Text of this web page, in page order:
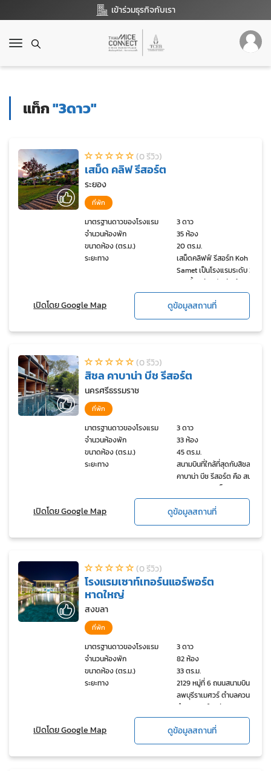
เข้าร่วมธุรกิจกับเรา
T
g
g
a
แท็ก"3ดาว"
(0 รีวิว)
เสม็ด คลิฟ รีสอร์ต
ระยอง
ที่พัก
มาตรฐานดาวของโรงแรม
3 ดาว
จำนวนห้องพัก
35 ห้อง
ขนาดห้อง (ตร.ม.)
20 ตร.ม.
ระยะทาง
เสม็ดคลิฟฟ์ รีสอร์ท Koh
Samet เป็นโรงแรมระดับ 3
ดาวตั้งอยู่ติดกับอ่าวน้อยหน่า
มีโต๊ะทัวร์ และ ร้านอาหาร
โรงแรมอยู่ห่างจากท่าเรือศรี
บ้านเพ ? 6 กม. และห่างจาก
ผับซิลเวอร์แซนด์ 3.2 กม.
เปิดโดย Google Map ดูข้อมูลสถานที่
(0 รีวิว)
สิชล คาบาน่า บีช รีสอร์ต
นครศรีธรรมราช
ที่พัก
มาตรฐานดาวของโรงแรม
3 ดาว
จำนวนห้องพัก
33 ห้อง
ขนาดห้อง (ตร.ม.)
45 ตร.ม.
ระยะทาง
สนามบินที่ใกล้ที่สุดกับสิชล
คาบาน่า บีช รีสอร์ต คือ สนาม
บินนานาชาติภูเก็ต (HKT) ที่
ตั้งอยู่ห่างจากสิชล ประมาณ
80 กิโลเมตร
เปิดโดย Google Map ดูข้อมูลสถานที่
(0 รีวิว)
โรงแรมเซาท์เทอร์นแอร์พอร์ต
หาดใหญ่
สงขลา
ที่พัก
มาตรฐานดาวของโรงแรม
3 ดาว
จำนวนห้องพัก
82 ห้อง
ขนาดห้อง (ตร.ม.)
33 ตร.ม.
ระยะทาง
2129 หมู่ที่ 6 ถนนสนามบิน-
ลพบุรีราเมศวร์ ตำบลควนลัง
อำเภอหาดใหญ่ จ.สงขลา
90110
เปิดโดย Google Map ดูข้อมูลสถานที่